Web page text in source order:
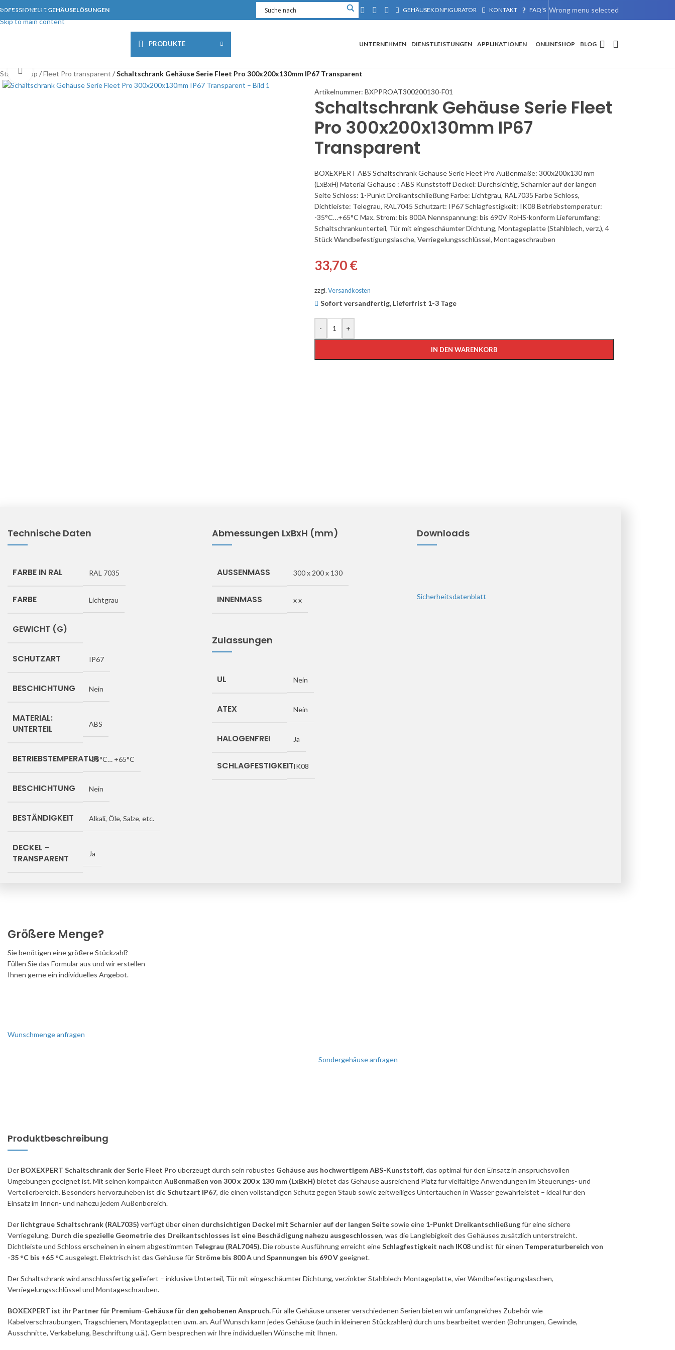
Skip to navigation
Skip to main content
GEHÄUSELÖSUNGEN GEHÄUSEKONFIGURATOR KONTAKT FAQ’S Wrong menu selected
PRODUKTE UNTERNEHMEN DIENSTLEISTUNGEN APPLIKATIONEN ONLINESHOP BLOG
Start /Shop /Fleet Pro transparent /Schaltschrank Gehäuse Serie Fleet Pro 300x200x130mm IP67 Transparent
Click to enlarge
Artikelnummer: BXPPROAT300200130-F01
Schaltschrank Gehäuse Serie Fleet
Pro 300x200x130mm IP67
Transparent
BOXEXPERT ABS Schaltschrank Gehäuse Serie Fleet Pro Außenmaße: 300x200x130 mm
(LxBxH) Material Gehäuse : ABS Kunststoff Deckel: Durchsichtig, Scharnier auf der langen
Seite Schloss: 1-Punkt Dreikantschließung Farbe: Lichtgrau, RAL7035 Farbe Schloss,
Dichtleiste: Telegrau, RAL7045 Schutzart: IP67 Schlagfestigkeit: IK08 Betriebstemperatur:
-35°C…+65°C Max. Strom: bis 800A Nennspannung: bis 690V RoHS-konform Lieferumfang:
Schaltschrankunterteil, Tür mit eingeschäumter Dichtung, Montageplatte (Stahlblech, verz.), 4
Stück Wandbefestigungslasche, Verriegelungsschlüssel, Montageschrauben
33,70€
zzgl. Versandkosten
Sofort versandfertig, Lieferfrist 1-3 Tage
- +
IN DEN WARENKORB
Technische Daten
FARBE IN RAL RAL 7035
FARBE Lichtgrau
GEWICHT (G)
SCHUTZART IP67
BESCHICHTUNG Nein
MATERIAL:
UNTERTEIL
ABS
BETRIEBSTEMPERATUR-35°C… +65°C
BESCHICHTUNG Nein
BESTÄNDIGKEIT Alkali, Öle, Salze, etc.
DECKEL -
TRANSPARENT
Ja
Abmessungen LxBxH (mm)
AUSSENMASS 300 x 200 x 130
INNENMASS x x
Zulassungen
UL Nein
ATEX Nein
HALOGENFREI Ja
SCHLAGFESTIGKEITIK08
Downloads
Sicherheitsdatenblatt
Größere Menge?
Sie benötigen eine größere Stückzahl?
Füllen Sie das Formular aus und wir erstellen
Ihnen gerne ein individuelles Angebot.
Wunschmenge anfragen
Sondergehäuse anfragen
Produktbeschreibung
Der BOXEXPERT Schaltschrank der Serie Fleet Pro überzeugt durch sein robustes Gehäuse aus hochwertigem ABS-Kunststoff, das optimal für den Einsatz in anspruchsvollen
Umgebungen geeignet ist. Mit seinen kompakten Außenmaßen von 300 x 200 x 130 mm (LxBxH) bietet das Gehäuse ausreichend Platz für vielfältige Anwendungen im Steuerungs- und
Verteilerbereich. Besonders hervorzuheben ist dieSchutzart IP67, die einen vollständigen Schutz gegen Staub sowie zeitweiliges Untertauchen in Wasser gewährleistet – ideal für den
Einsatz im Innen- und nahezu jedem Außenbereich.
Der lichtgraue Schaltschrank (RAL7035) verfügt über einen durchsichtigen Deckel mit Scharnier auf der langen Seite sowie eine 1-Punkt Dreikantschließungfür eine sichere
Verriegelung. Durch die spezielle Geometrie des Dreikantschlosses ist eine Beschädigung nahezu ausgeschlossen, was die Langlebigkeit des Gehäuses zusätzlich unterstreicht.
Dichtleiste und Schloss erscheinen in einem abgestimmten Telegrau (RAL7045). Die robuste Ausführung erreicht eineSchlagfestigkeit nach IK08und ist für einen Temperaturbereich von
-35 °C bis +65 °Causgelegt. Elektrisch ist das Gehäuse fürStröme bis 800 Aund Spannungen bis 690 V geeignet.
Der Schaltschrank wird anschlussfertig geliefert – inklusive Unterteil, Tür mit eingeschäumter Dichtung, verzinkter Stahlblech-Montageplatte, vier Wandbefestigungslaschen,
Verriegelungsschlüssel und Montageschrauben.
BOXEXPERT ist ihr Partner für Premium-Gehäuse für den gehobenen Anspruch.Für alle Gehäuse unserer verschiedenen Serien bieten wir umfangreiches Zubehör wie
Kabelverschraubungen, Tragschienen, Montageplatten uvm. an. Auf Wunsch kann jedes Gehäuse (auch in kleineren Stückzahlen) durch uns bearbeitet werden (Bohrungen, Gewinde,
Ausschnitte, Verkabelung, Beschriftung u.ä.). Gern besprechen wir Ihre individuellen Wünsche mit Ihnen.